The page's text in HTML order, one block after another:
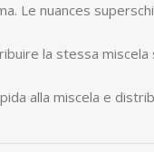
Le nuances
la stessa miscela
alla miscela e